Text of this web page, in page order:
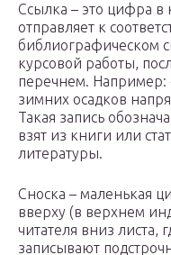
Ссылка – это цифра в
отправляет к
библиографическом
курсовой работы,
перечнем. Например:
зимних осадков
Такая запись
взят из книги или
литературы.
Сноска – маленькая
вверху (в верхнем
читателя вниз листа,
записывают